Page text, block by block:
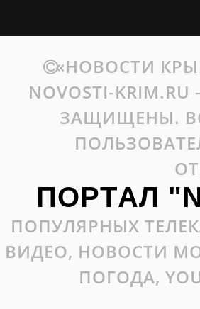
«НОВОСТИ
NOVOSTI-
ЗАЩИЩЕНЫ.
ПОРТАЛ
ПОПУЛЯРНЫХ
ВИДЕО, НОВОСТИ
ПОГОДА,